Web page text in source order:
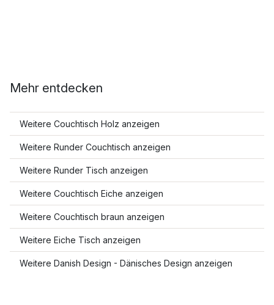
Mehr entdecken
Weitere Couchtisch Holz anzeigen
Weitere Runder Couchtisch anzeigen
Weitere Runder Tisch anzeigen
Weitere Couchtisch Eiche anzeigen
Weitere Couchtisch braun anzeigen
Weitere Eiche Tisch anzeigen
Weitere Danish Design - Dänisches Design anzeigen